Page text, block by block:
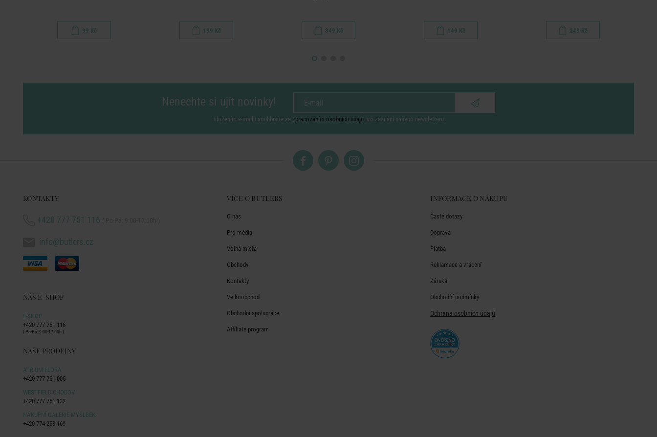
99 Kč 199 Kč 349 Kč 149 Kč 249 Kč
Nenechte si ujít novinky!
vložením e-mailu souhlasíte se zpracováním osobních údajů pro zasílání našeho newsletteru
KONTAKTY
+420 777 751 116
info@butlers.cz
NÁŠ E-SHOP
E-SHOP
+420 777 751 116
( Po-Pá: 9:00-17:00h )
NAŠE PRODEJNY
ATRIUM FLORA
+420 777 751 005
WESTFIELD CHODOV
+420 777 751 132
NÁKUPNÍ GALERIE MYSLBEK
+420 774 258 169
VÍCE O BUTLERS
O nás
Pro média
Volná místa
Obchody
Kontakty
Velkoobchod
Obchodní spolupráce
Affiliate program
INFORMACE O NÁKUPU
Časté dotazy
Doprava
Platba
Reklamace a vrácení
Záruka
Obchodní podmínky
Ochrana osobních údajů